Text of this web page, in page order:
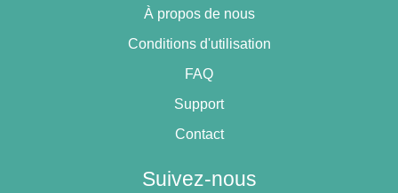
À propos de nous
Conditions d'utilisation
FAQ
Support
Contact
Suivez-nous